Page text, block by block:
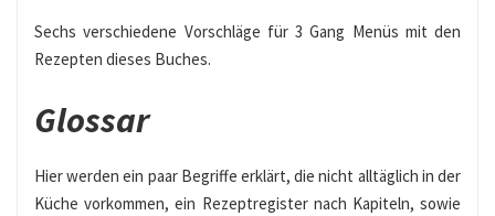
Sechs verschiedene Vorschläge für 3 Gang Menüs mit den
Rezepten dieses Buches.
Glossar
Hier werden ein paar Begriffe erklärt, die nicht alltäglich in der
Küche vorkommen, ein Rezeptregister nach Kapiteln, sowie